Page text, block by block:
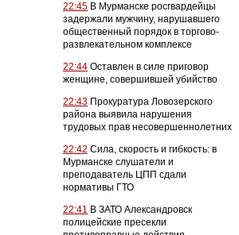
22:45 В Мурманске росгвардейцы
задержали мужчину, нарушавшего
общественный порядок в торгово-
развлекательном комплексе
22:44 Оставлен в силе приговор
женщине, совершившей убийство
22:43 Прокуратура Ловозерского
района выявила нарушения
трудовых прав несовершеннолетних
22:42 Сила, скорость и гибкость: в
Мурманске слушатели и
преподаватель ЦПП сдали
нормативы ГТО
22:41 В ЗАТО Александровск
полицейские пресекли